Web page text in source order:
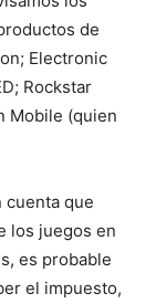
de
Electronic
Rockstar
Mobile (quien
cuenta que
los juegos en
es probable
el impuesto,